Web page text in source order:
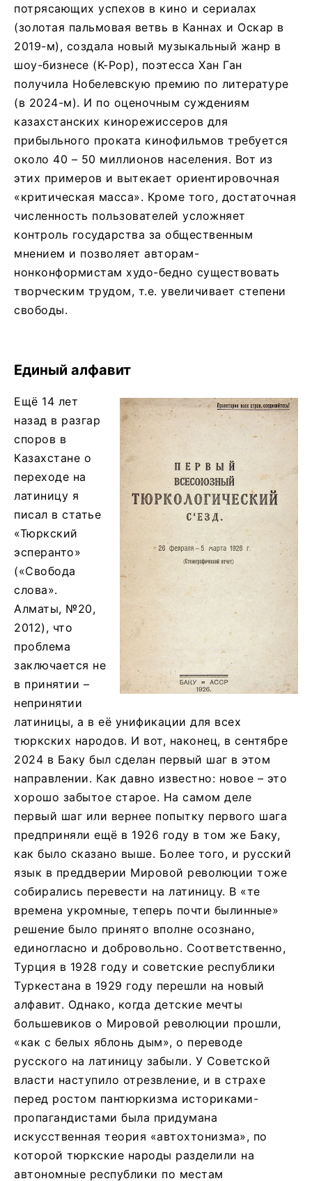
потрясающих успехов в кино и сериалах
(золотая пальмовая ветвь в Каннах и Оскар в
2019-м), создала новый музыкальный жанр в
шоу-бизнесе (K-Pop), поэтесса Хан Ган
получила Нобелевскую премию по литературе
(в 2024-м). И по оценочным суждениям
казахстанских кинорежиссеров для
прибыльного проката кинофильмов требуется
около 40 – 50 миллионов населения. Вот из
этих примеров и вытекает ориентировочная
«критическая масса». Кроме того, достаточная
численность пользователей усложняет
контроль государства за общественным
мнением и позволяет авторам-
нонконформистам худо-бедно существовать
творческим трудом, т.е. увеличивает степени
свободы.
Единый алфавит
Ещё 14 лет
назад в разгар
споров в
Казахстане о
переходе на
латиницу я
писал в статье
«Тюркский
эсперанто»
(«Свобода
слова».
Алматы, №20,
2012), что
проблема
заключается не
в принятии –
непринятии
латиницы, а в её унификации для всех
тюркских народов. И вот, наконец, в сентябре
2024 в Баку был сделан первый шаг в этом
направлении. Как давно известно: новое – это
хорошо забытое старое. На самом деле
первый шаг или вернее попытку первого шага
предприняли ещё в 1926 году в том же Баку,
как было сказано выше. Более того, и русский
язык в преддверии Мировой революции тоже
собирались перевести на латиницу. В «те
времена укромные, теперь почти былинные»
решение было принято вполне осознано,
единогласно и добровольно. Соответственно,
Турция в 1928 году и советские республики
Туркестана в 1929 году перешли на новый
алфавит. Однако, когда детские мечты
большевиков о Мировой революции прошли,
«как с белых яблонь дым», о переводе
русского на латиницу забыли. У Советской
власти наступило отрезвление, и в страхе
перед ростом пантюркизма историками-
пропагандистами была придумана
искусственная теория «автохтонизма», по
которой тюркские народы разделили на
автономные республики по местам